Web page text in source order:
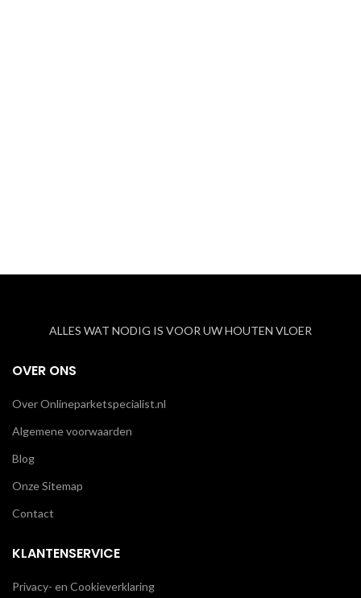
ALLES WAT NODIG IS VOOR UW HOUTEN VLOER
OVER ONS
Over Onlineparketspecialist.nl
Algemene voorwaarden
Blog
Onze Sitemap
Contact
KLANTENSERVICE
Privacy- en Cookieverklaring